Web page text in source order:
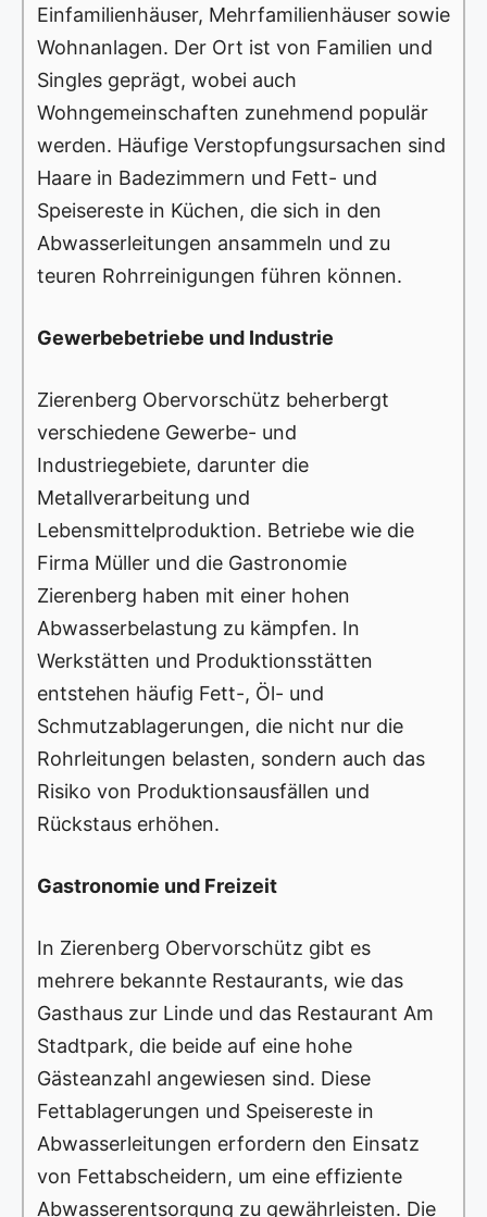
Einfamilienhäuser, Mehrfamilienhäuser sowie
Wohnanlagen. Der Ort ist von Familien und
Singles geprägt, wobei auch
Wohngemeinschaften zunehmend populär
werden. Häufige Verstopfungsursachen sind
Haare in Badezimmern und Fett- und
Speisereste in Küchen, die sich in den
Abwasserleitungen ansammeln und zu
teuren Rohrreinigungen führen können.
Gewerbebetriebe und Industrie
Zierenberg Obervorschütz beherbergt
verschiedene Gewerbe- und
Industriegebiete, darunter die
Metallverarbeitung und
Lebensmittelproduktion. Betriebe wie die
Firma Müller und die Gastronomie
Zierenberg haben mit einer hohen
Abwasserbelastung zu kämpfen. In
Werkstätten und Produktionsstätten
entstehen häufig Fett-, Öl- und
Schmutzablagerungen, die nicht nur die
Rohrleitungen belasten, sondern auch das
Risiko von Produktionsausfällen und
Rückstaus erhöhen.
Gastronomie und Freizeit
In Zierenberg Obervorschütz gibt es
mehrere bekannte Restaurants, wie das
Gasthaus zur Linde und das Restaurant Am
Stadtpark, die beide auf eine hohe
Gästeanzahl angewiesen sind. Diese
Fettablagerungen und Speisereste in
Abwasserleitungen erfordern den Einsatz
von Fettabscheidern, um eine effiziente
Abwasserentsorgung zu gewährleisten. Die